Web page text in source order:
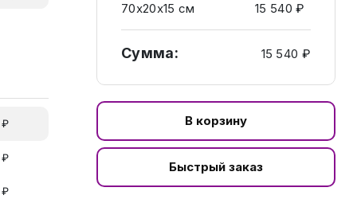
₽
₽
₽
70х20х15 см
15 540 ₽
Сумма: 15 540 ₽
В корзину
Быстрый заказ